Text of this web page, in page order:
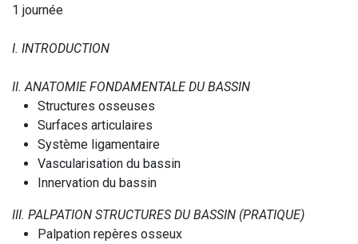
1 journée
I. INTRODUCTION
II. ANATOMIE FONDAMENTALE DU BASSIN
Structures osseuses
Surfaces articulaires
Système ligamentaire
Vascularisation du bassin
Innervation du bassin
III. PALPATION STRUCTURES DU BASSIN (PRATIQUE)
Palpation repères osseux